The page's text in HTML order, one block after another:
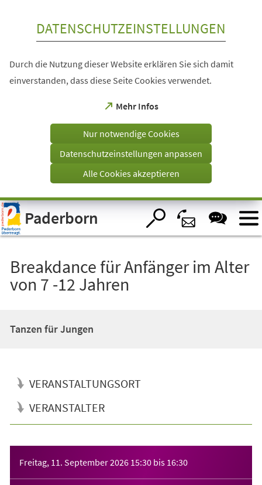
Visuelle
Assistenzsoftware
öffnen.
DATENSCHUTZEINSTELLUNGEN
Durch die Nutzung dieser Website erklären Sie sich damit
einverstanden, dass diese Seite Cookies verwendet.
Mehr Infos
(Öffnet
einem
Tab)
Nur notwendige Cookies
Datenschutzeinstellungen anpassen
Alle Cookies akzeptieren
Paderborn
Breakdance für Anfänger im Alter
von 7 -12 Jahren
Tanzen für Jungen
VERANSTALTUNGSORT
VERANSTALTER
Freitag, 11. September 2026 15:30 bis 16:30